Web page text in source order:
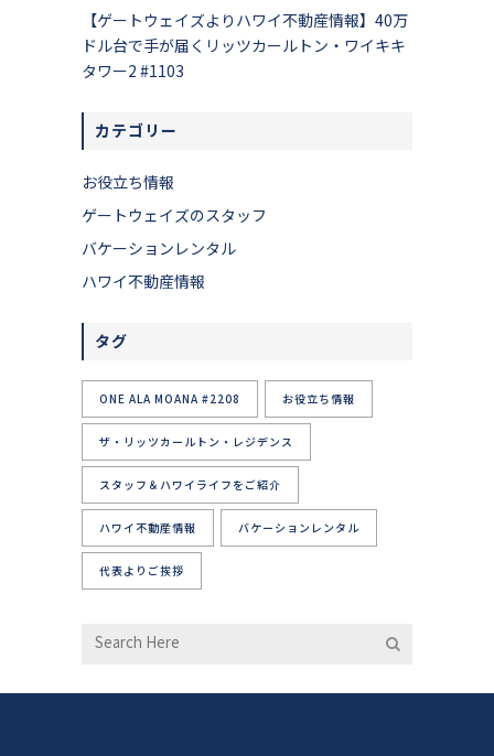
【ゲートウェイズよりハワイ不動産情報】40万
ドル台で手が届くリッツカールトン・ワイキキ
タワー2 #1103
カテゴリー
お役立ち情報
ゲートウェイズのスタッフ
バケーションレンタル
ハワイ不動産情報
タグ
ONE ALA MOANA #2208 お役立ち情報
ザ・リッツカールトン・レジデンス
スタッフ＆ハワイライフをご紹介
ハワイ不動産情報 バケーションレンタル
代表よりご挨拶